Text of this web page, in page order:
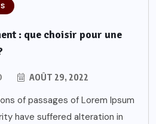
: que choisir pour une
AOÛT 29, 2022
of passages of Lorem Ipsum
have suffered alteration in